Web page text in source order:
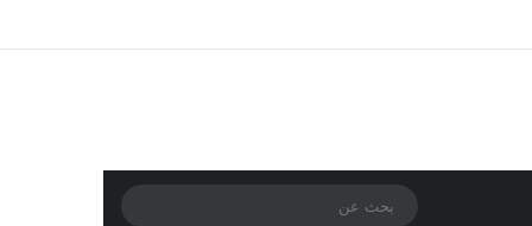
مقال عشوائي